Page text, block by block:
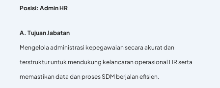
Posisi: Admin HR
A. Tujuan Jabatan
Mengelola administrasi kepegawaian secara akurat dan
terstruktur untuk mendukung kelancaran operasional HR serta
memastikan data dan proses SDM berjalan efisien.